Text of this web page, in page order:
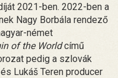
2021-ben. 2022-ben a
Nagy Borbála rendező
német
of the Worldcímű
pedig a szlovák
Lukáš Teren producer